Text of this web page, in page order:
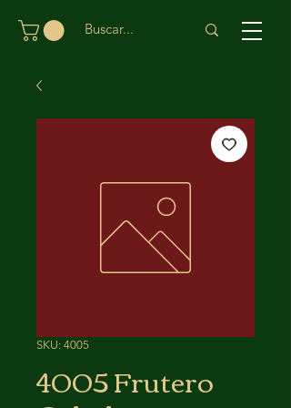
SKU: 4005
4005 Frutero